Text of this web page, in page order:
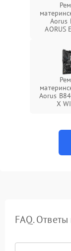
Aorus
AORUS
Aorus
X
FAQ.